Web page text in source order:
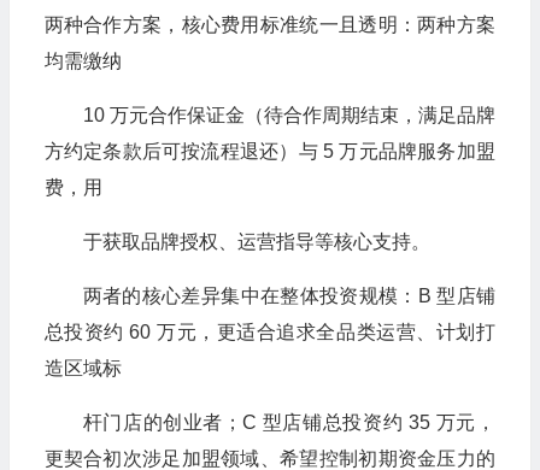
两种合作方案，核心费用标准统一且透明：两种方案
均需缴纳
10 万元合作保证金（待合作周期结束，满足品牌
方约定条款后可按流程退还）与 5 万元品牌服务加盟
费，用
于获取品牌授权、运营指导等核心支持。
两者的核心差异集中在整体投资规模：B 型店铺
总投资约 60 万元，更适合追求全品类运营、计划打
造区域标
杆门店的创业者；C 型店铺总投资约 35 万元，
更契合初次涉足加盟领域、希望控制初期资金压力的